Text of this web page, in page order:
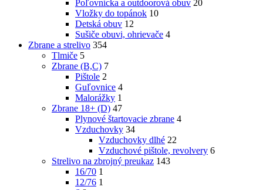
Poľovnícka a outdoorová obuv 20
Vložky do topánok 10
Detská obuv 12
Sušiče obuvi, ohrievače 4
Zbrane a strelivo 354
Tlmiče 5
Zbrane (B,C) 7
Pištole 2
Guľovnice 4
Malorážky 1
Zbrane 18+ (D) 47
Plynové štartovacie zbrane 4
Vzduchovky 34
Vzduchovky dlhé 22
Vzduchové pištole, revolvery 6
Strelivo na zbrojný preukaz 143
16/70 1
12/76 1